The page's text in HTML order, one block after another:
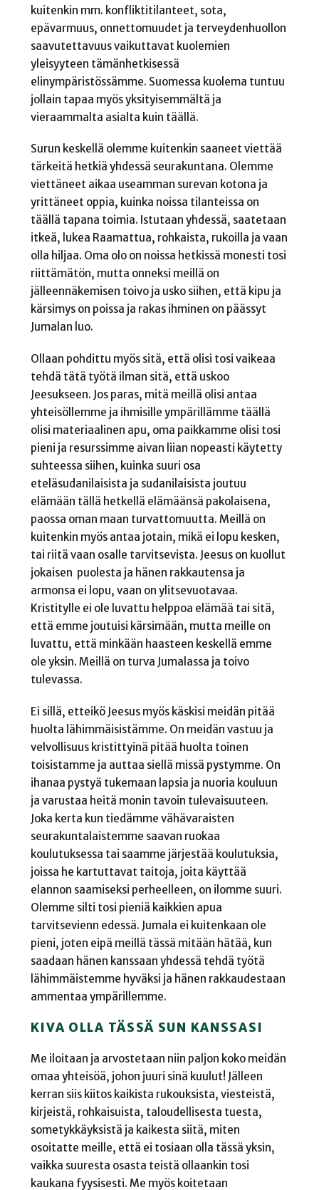
kuitenkin mm. konfliktitilanteet, sota,
epävarmuus, onnettomuudet ja terveydenhuollon
saavutettavuus vaikuttavat kuolemien
yleisyyteen tämänhetkisessä
elinympäristössämme. Suomessa kuolema tuntuu
jollain tapaa myös yksityisemmältä ja
vieraammalta asialta kuin täällä.
Surun keskellä olemme kuitenkin saaneet viettää
tärkeitä hetkiä yhdessä seurakuntana. Olemme
viettäneet aikaa useamman surevan kotona ja
yrittäneet oppia, kuinka noissa tilanteissa on
täällä tapana toimia. Istutaan yhdessä, saatetaan
itkeä, lukea Raamattua, rohkaista, rukoilla ja vaan
olla hiljaa. Oma olo on noissa hetkissä monesti tosi
riittämätön, mutta onneksi meillä on
jälleennäkemisen toivo ja usko siihen, että kipu ja
kärsimys on poissa ja rakas ihminen on päässyt
Jumalan luo.
Ollaan pohdittu myös sitä, että olisi tosi vaikeaa
tehdä tätä työtä ilman sitä, että uskoo
Jeesukseen. Jos paras, mitä meillä olisi antaa
yhteisöllemme ja ihmisille ympärillämme täällä
olisi materiaalinen apu, oma paikkamme olisi tosi
pieni ja resurssimme aivan liian nopeasti käytetty
suhteessa siihen, kuinka suuri osa
eteläsudanilaisista ja sudanilaisista joutuu
elämään tällä hetkellä elämäänsä pakolaisena,
paossa oman maan turvattomuutta. Meillä on
kuitenkin myös antaa jotain, mikä ei lopu kesken,
tai riitä vaan osalle tarvitsevista. Jeesus on kuollut
jokaisen puolesta ja hänen rakkautensa ja
armonsa ei lopu, vaan on ylitsevuotavaa.
Kristitylle ei ole luvattu helppoa elämää tai sitä,
että emme joutuisi kärsimään, mutta meille on
luvattu, että minkään haasteen keskellä emme
ole yksin. Meillä on turva Jumalassa ja toivo
tulevassa.
Ei sillä, etteikö Jeesus myös käskisi meidän pitää
huolta lähimmäisistämme. On meidän vastuu ja
velvollisuus kristittyinä pitää huolta toinen
toisistamme ja auttaa siellä missä pystymme. On
ihanaa pystyä tukemaan lapsia ja nuoria kouluun
ja varustaa heitä monin tavoin tulevaisuuteen.
Joka kerta kun tiedämme vähävaraisten
seurakuntalaistemme saavan ruokaa
koulutuksessa tai saamme järjestää koulutuksia,
joissa he kartuttavat taitoja, joita käyttää
elannon saamiseksi perheelleen, on ilomme suuri.
Olemme silti tosi pieniä kaikkien apua
tarvitsevienn edessä. Jumala ei kuitenkaan ole
pieni, joten eipä meillä tässä mitään hätää, kun
saadaan hänen kanssaan yhdessä tehdä työtä
lähimmäistemme hyväksi ja hänen rakkaudestaan
ammentaa ympärillemme.
KIVA OLLA TÄSSÄ SUN KANSSASI
Me iloitaan ja arvostetaan niin paljon koko meidän
omaa yhteisöä, johon juuri sinä kuulut! Jälleen
kerran siis kiitos kaikista rukouksista, viesteistä,
kirjeistä, rohkaisuista, taloudellisesta tuesta,
sometykkäyksistä ja kaikesta siitä, miten
osoitatte meille, että ei tosiaan olla tässä yksin,
vaikka suuresta osasta teistä ollaankin tosi
kaukana fyysisesti. Me myös koitetaan